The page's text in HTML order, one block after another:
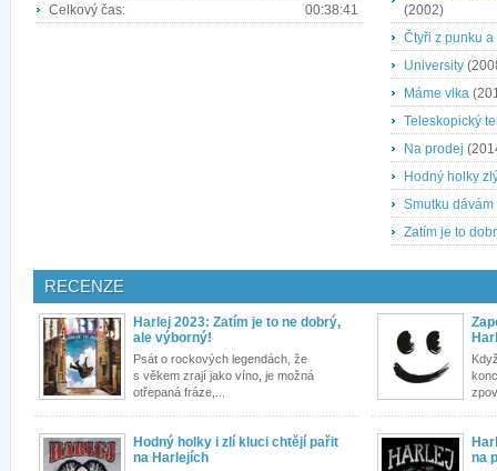
Celkový čas:
00:38:41
(2002)
Čtyři z punku a
University
Máme vlka
Teleskopický
Na prodej
Hodný holky
Smutku
Zatím je to
RECENZE
Harlej 2023: Zatím je to ne dobrý,
ale výborný!
Psát o rockových legendách, že
s věkem zrají jako víno, je možná
otřepaná fráze,...
Hodný holky i zlí kluci chtějí pařit
na Harlejích
na